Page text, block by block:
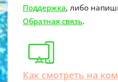
Поддержка, либо
Обратная связь.
Как смотреть на